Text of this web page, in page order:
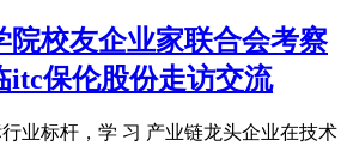
院校友企业家联合会考察
itc保伦股份走访交流
业标杆，学 习 产业链龙头企业在技术